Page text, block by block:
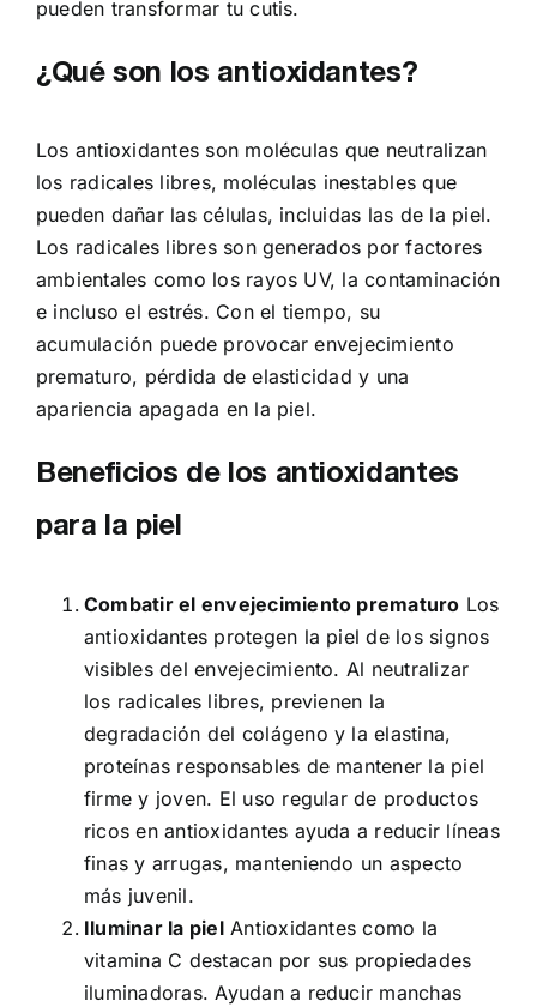
pueden transformar tu cutis.
¿Qué son los antioxidantes?
Los antioxidantes son moléculas que neutralizan
los radicales libres, moléculas inestables que
pueden dañar las células, incluidas las de la piel.
Los radicales libres son generados por factores
ambientales como los rayos UV, la contaminación
e incluso el estrés. Con el tiempo, su
acumulación puede provocar envejecimiento
prematuro, pérdida de elasticidad y una
apariencia apagada en la piel.
Beneficios de los antioxidantes
para la piel
Combatir el envejecimiento prematuro Los
antioxidantes protegen la piel de los signos
visibles del envejecimiento. Al neutralizar
los radicales libres, previenen la
degradación del colágeno y la elastina,
proteínas responsables de mantener la piel
firme y joven. El uso regular de productos
ricos en antioxidantes ayuda a reducir líneas
finas y arrugas, manteniendo un aspecto
más juvenil.
Iluminar la pielAntioxidantes como la
vitamina C destacan por sus propiedades
iluminadoras. Ayudan a reducir manchas